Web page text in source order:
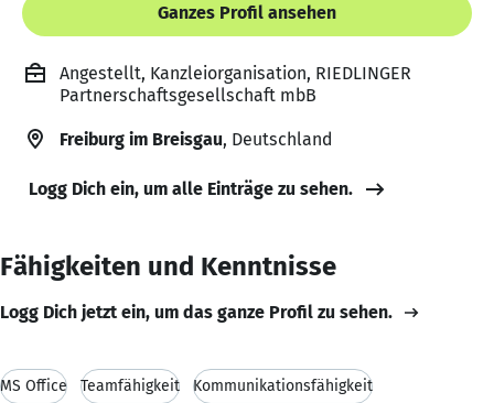
Ganzes Profil ansehen
Angestellt, Kanzleiorganisation, RIEDLINGER
Partnerschaftsgesellschaft mbB
Freiburg im Breisgau, Deutschland
Logg Dich ein, um alle Einträge zu sehen.
Fähigkeiten und Kenntnisse
Logg Dich jetzt ein, um das ganze Profil zu sehen.
MS Office Teamfähigkeit Kommunikationsfähigkeit